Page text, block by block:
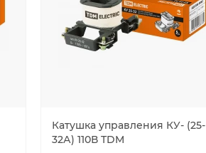
Катушка управления КУ- (25-
32А) 110В TDM